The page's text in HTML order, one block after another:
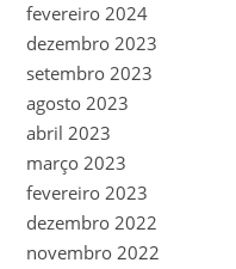
fevereiro 2024
dezembro 2023
setembro 2023
agosto 2023
abril 2023
março 2023
fevereiro 2023
dezembro 2022
novembro 2022